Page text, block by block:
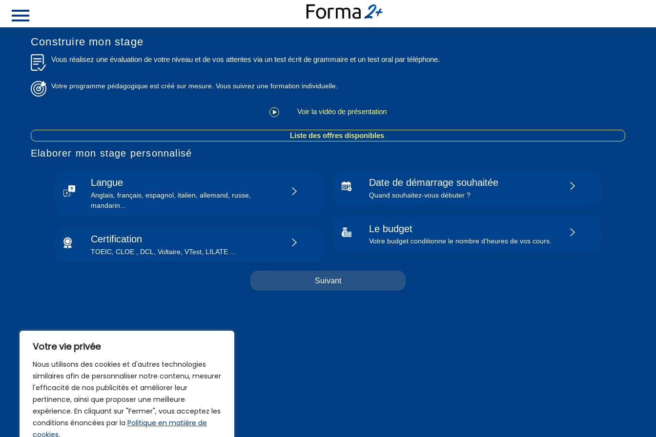
Votre vie privée
Nous utilisons des cookies et d'autres technologies
similaires afin de personnaliser notre contenu, mesurer
l'efficacité de nos publicités et améliorer leur
pertinence, ainsi que proposer une meilleure
expérience. En cliquant sur "Fermer", vous acceptez les
conditions énoncées par la Politique en matière de
cookies.
menu
Construire mon stage
Vous réalisez une évaluation de votre niveau et de vos attentes via un test écrit de grammaire et un test oral par téléphone.
Votre programme pédagogique est créé sur mesure. Vous suivrez une formation individuelle.
Voir la vidéo de présentation
Liste des offres disponibles
Elaborer mon stage personnalisé
Langue
Anglais, français, espagnol, italien, allemand, russe,
mandarin...
Certification
TOEIC, CLOE , DCL, Voltaire, VTest, LILATE ...
Date de démarrage souhaitée
Quand souhaitez-vous débuter ?
Le budget
Votre budget conditionne le nombre d'heures de vos cours.